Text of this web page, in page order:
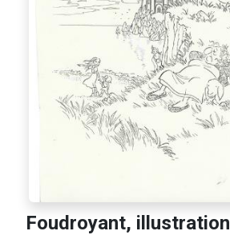
Foudroyant, illustration